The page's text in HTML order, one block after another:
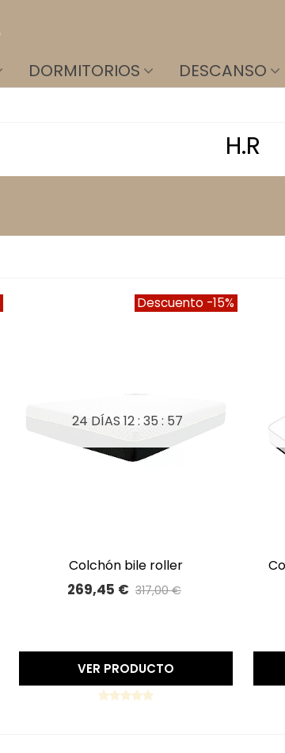
DORMITORIOS DESCANSO
H.R
Descuento -15%
A LISTA DE DESEOS
24 DÍAS 12 : 35 : 56
colchón bile roller
hr/viscoelástica
269,45 € 317,00 €
VER PRODUCTO